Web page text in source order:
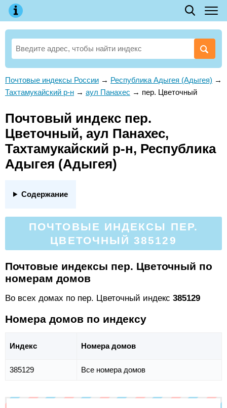
Почтовые индексы России → Республика Адыгея (Адыгея) →
Тахтамукайский р-н → аул Панахес → пер. Цветочный
Почтовый индекс пер.
Цветочный, аул Панахес,
Тахтамукайский р-н, Республика
Адыгея (Адыгея)
Содержание
ПОЧТОВЫЕ ИНДЕКСЫ ПЕР.
ЦВЕТОЧНЫЙ 385129
Почтовые индексы пер. Цветочный по
номерам домов
Во всех домах по пер. Цветочный индекс 385129
Номера домов по индексу
Индекс Номера домов
385129 Все номера домов